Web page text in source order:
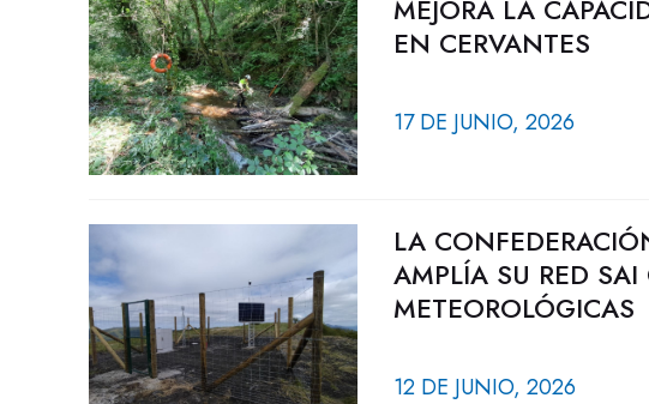
MEJORA LA
EN CERVANTES
17 DE JUNIO, 2026
LA
AMPLÍA SU RED
METEOROLÓGICAS
12 DE JUNIO, 2026